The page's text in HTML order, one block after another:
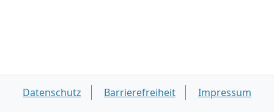
Datenschutz Barrierefreiheit Impressum